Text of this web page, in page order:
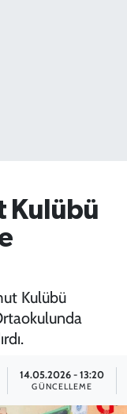
Kulübü
Kulübü
14.05.2026 - 13:20
GÜNCELLEME